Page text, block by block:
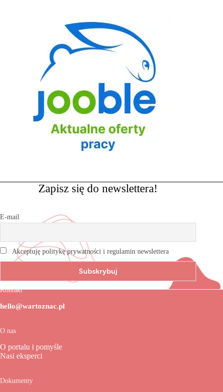
Zapisz się do newslettera!
E-mail
Akceptuję politykę prywatności i regulamin newslettera
Kontakt
hello@wartoznac.pl
O nas
O portalu i pomyśle
Nasi eksperci
Dokumenty